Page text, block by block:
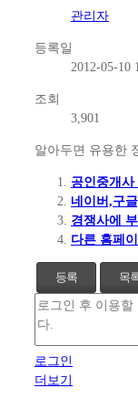
관리자
등록일
2012-05-10
조회
3,901
알아두면 유용한
공인중개
네이버,구
경쟁사에
다른 홈페
등록 목
로그인
더보기